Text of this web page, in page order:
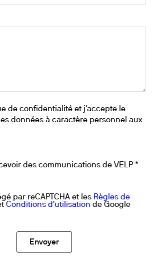
de confidentialité et j'accepte le
données à caractère personnel aux
des communications de VELP *
par reCAPTCHA et les Règles de
Conditions d'utilisation de Google